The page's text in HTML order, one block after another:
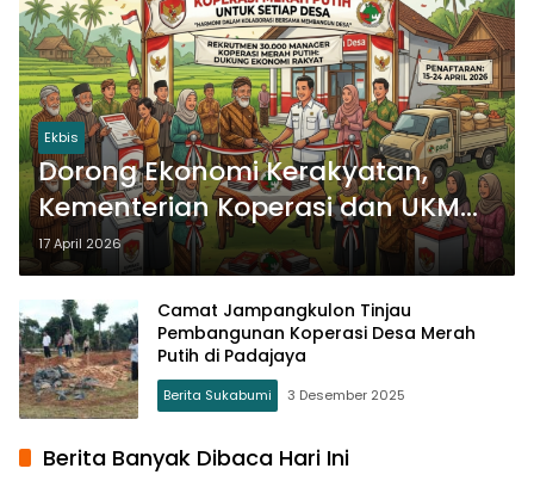
Ekbis
Dorong Ekonomi Kerakyatan,
Kementerian Koperasi dan UKM
Republik Indonesia Rekrut 30.000
Manager Koperasi
17 April 2026
Camat Jampangkulon Tinjau
Pembangunan Koperasi Desa Merah
Putih di Padajaya
Berita Sukabumi 3 Desember 2025
Berita Banyak Dibaca Hari Ini